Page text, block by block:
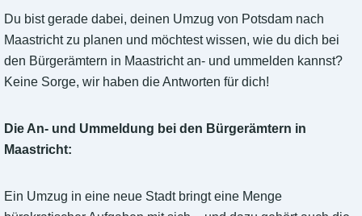
Du bist gerade dabei, deinen Umzug von Potsdam nach
Maastricht zu planen und möchtest wissen, wie du dich bei
den Bürgerämtern in Maastricht an- und ummelden kannst?
Keine Sorge, wir haben die Antworten für dich!
Die An- und Ummeldung bei den Bürgerämtern in
Maastricht:
Ein Umzug in eine neue Stadt bringt eine Menge